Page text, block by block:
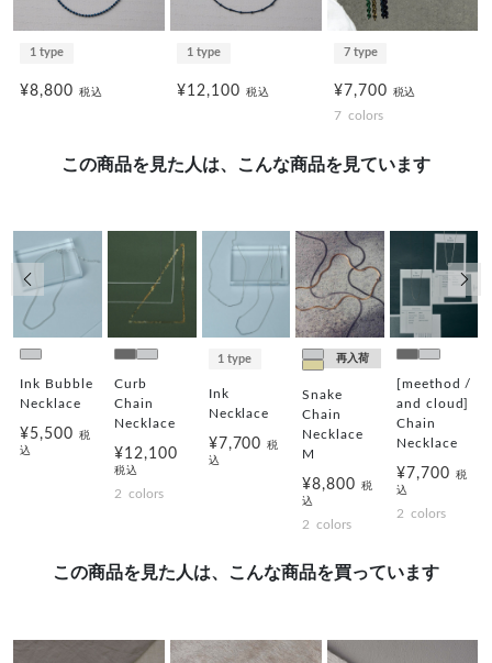
1 type
¥8,800税込
1 type
¥12,100 税込
7 type
¥7,700 税込
7 colors
この商品を見た人は、こんな商品を見ています
Ink Bubble
Necklace
¥5,500税
込
Curb
Chain
Necklace
¥12,100
税込
2 colors
1 type
Ink
Necklace
¥7,700税
込
再入荷
Snake
Chain
Necklace
M
¥8,800 税
込
2 colors
[meethod /
and cloud]
Chain
Necklace
¥7,700 税
込
2 colors
前の画像 次の
この商品を見た人は、こんな商品を買っています